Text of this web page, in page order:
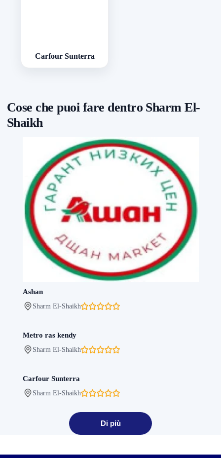
Carfour Sunterra
Cose che puoi fare dentro Sharm El-
Shaikh
Ashan
Sharm El-Shaikh
Metro ras kendy
Sharm El-Shaikh
Carfour Sunterra
Sharm El-Shaikh
Di più